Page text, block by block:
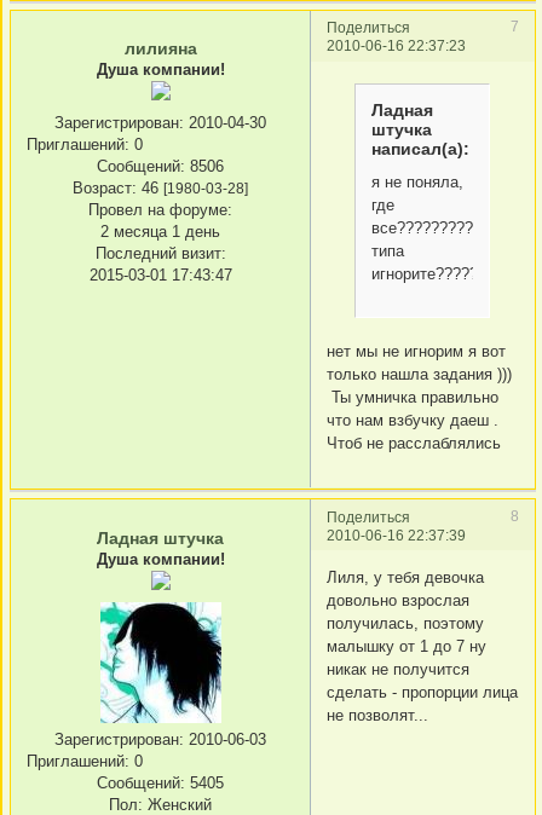
Поделиться
7
2010-06-16 22:37:23
лилияна
Душа компании!
Зарегистрирован: 2010-04-30
Приглашений: 0
Сообщений: 8506
Возраст: 46 [1980-03-28]
Провел на форуме:
2 месяца 1 день
Последний визит:
2015-03-01 17:43:47
Ладная
штучка
написал(а):
я не поняла,
где
все???????????
типа
нет мы не игнорим я вот
только нашла задания )))
Ты умничка правильно
что нам взбучку даеш .
Чтоб не расслаблялись
Поделиться
8
2010-06-16 22:37:39
Ладная штучка
Душа компании!
Зарегистрирован: 2010-06-03
Приглашений: 0
Сообщений: 5405
Пол: Женский
Лиля, у тебя девочка
довольно взрослая
получилась, поэтому
малышку от 1 до 7 ну
никак не получится
сделать - пропорции лица
не позволят...